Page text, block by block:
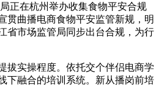
正在杭州举办收集食物平安合规
贯曲播电商食物平安监管新规，明
省市场监管局同步出台合规，为行
实操程度。依托交个伴侣电商学
下融合的培训系统。新从播岗前培